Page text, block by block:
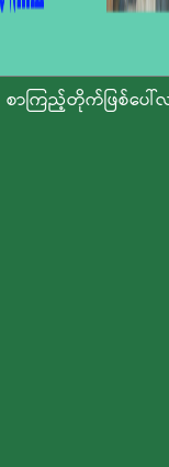
စာကြည့်တိုက်ဖြစ်ပေါ်